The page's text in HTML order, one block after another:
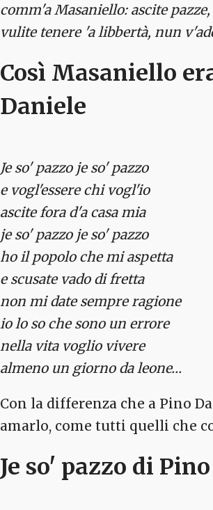
comm'a Masaniello: ascite
vulite tenere 'a libbertà, nun
Così Masaniello
Daniele
Je so' pazzo je so' pazzo
e vogl'essere chi vogl'io
ascite fora d'a casa mia
je so' pazzo je so' pazzo
ho il popolo che mi aspetta
e scusate vado di fretta
non mi date sempre ragione
io lo so che sono un errore
nella vita voglio vivere
almeno un giorno da leone…
Con la differenza che a Pino
amarlo, come tutti quelli che
Je so' pazzo di